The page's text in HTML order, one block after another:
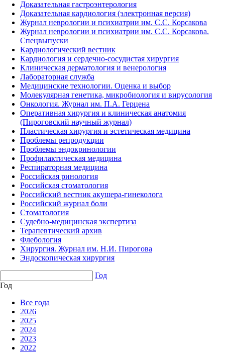
Доказательная гастроэнтерология
Доказательная кардиология (электронная версия)
Журнал неврологии и психиатрии им. С.С. Корсакова
Журнал неврологии и психиатрии им. С.С. Корсакова.
Спецвыпуски
Кардиологический вестник
Кардиология и сердечно-сосудистая хирургия
Клиническая дерматология и венерология
Лабораторная служба
Медицинские технологии. Оценка и выбор
Молекулярная генетика, микробиология и вирусология
Онкология. Журнал им. П.А. Герцена
Оперативная хирургия и клиническая анатомия
(Пироговский научный журнал)
Пластическая хирургия и эстетическая медицина
Проблемы репродукции
Проблемы эндокринологии
Профилактическая медицина
Респираторная медицина
Российская ринология
Российская стоматология
Российский вестник акушера-гинеколога
Российский журнал боли
Стоматология
Судебно-медицинская экспертиза
Терапевтический архив
Флебология
Хирургия. Журнал им. Н.И. Пирогова
Эндоскопическая хирургия
Год
Год
Все года
2026
2025
2024
2023
2022